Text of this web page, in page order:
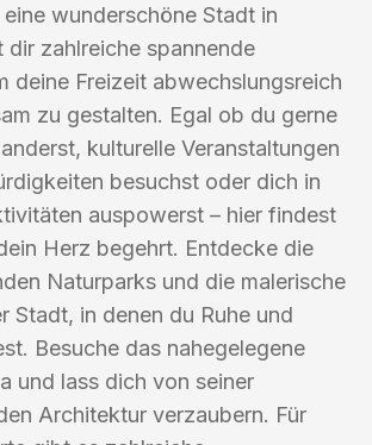
wunderschöne Stadt in
dir zahlreiche spannende
deine Freizeit abwechslungsreich
zu gestalten. Egal ob du gerne
kulturelle Veranstaltungen
besuchst oder dich in
auspowerst – hier findest
Herz begehrt. Entdecke die
Naturparks und die malerische
Stadt, in denen du Ruhe und
Besuche das nahegelegene
und lass dich von seiner
Architektur verzaubern. Für